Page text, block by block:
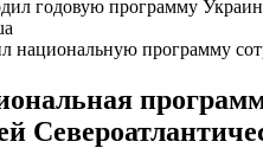
национальную программу